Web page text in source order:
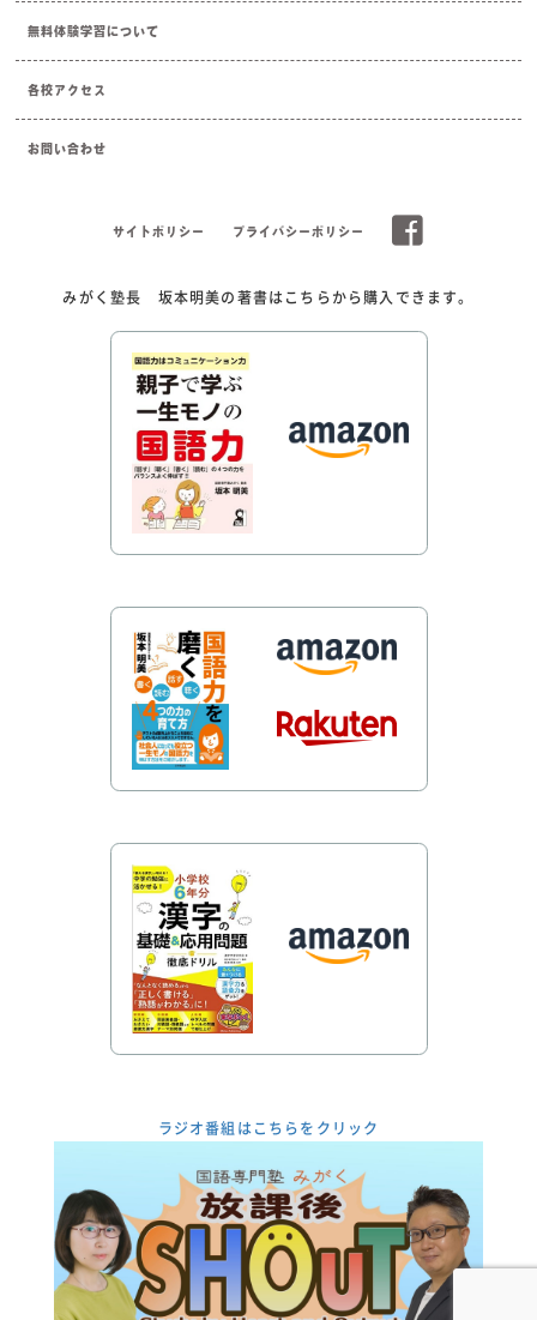
無料体験学習について
各校アクセス
お問い合わせ
サイトポリシー プライバシーポリシー
みがく塾長 坂本明美の著書はこちらから購入できます。
ラジオ番組はこちらをクリック